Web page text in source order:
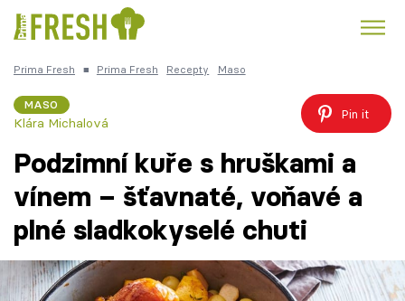
Česká kuchyně
Témata
Recepty
Prima Fresh ■ Prima Fresh Recepty Maso
MASO
Klára Michalová
Pin it
Podzimní kuře s hruškami a
vínem – šťavnaté, voňavé a
plné sladkokyselé chuti